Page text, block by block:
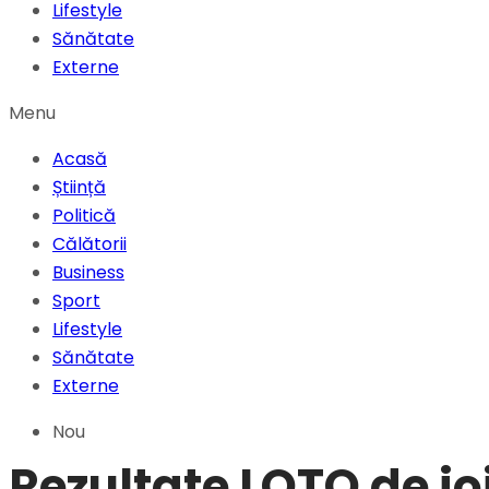
Lifestyle
Sănătate
Externe
Menu
Acasă
Știință
Politică
Călătorii
Business
Sport
Lifestyle
Sănătate
Externe
Nou